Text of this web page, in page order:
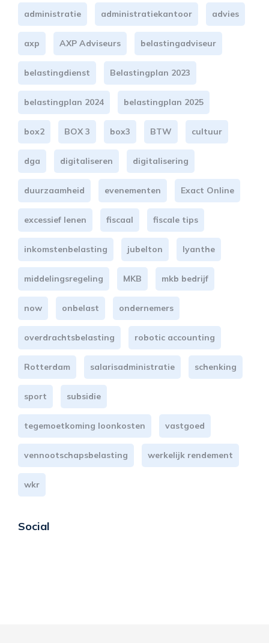
administratie administratiekantoor advies
axp AXP Adviseurs belastingadviseur
belastingdienst Belastingplan 2023
belastingplan 2024 belastingplan 2025
box2 BOX 3 box3 BTW cultuur
dga digitaliseren digitalisering
duurzaamheid evenementen Exact Online
excessief lenen fiscaal fiscale tips
inkomstenbelasting jubelton lyanthe
middelingsregeling MKB mkb bedrijf
now onbelast ondernemers
overdrachtsbelasting robotic accounting
Rotterdam salarisadministratie schenking
sport subsidie
tegemoetkoming loonkosten vastgoed
vennootschapsbelasting werkelijk rendement
wkr
Social